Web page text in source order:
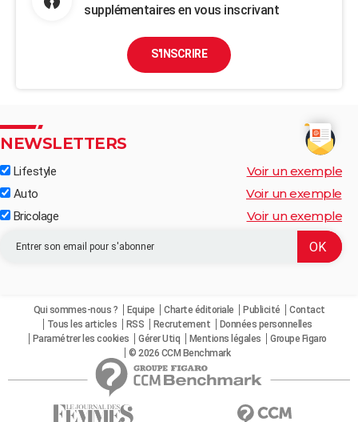
supplémentaires en vous inscrivant
S'INSCRIRE
NEWSLETTERS
Lifestyle Voir un exemple
Auto Voir un exemple
Bricolage Voir un exemple
Qui sommes-nous ? Equipe Charte éditoriale Publicité
Contact
Tous les articles
RSS Recrutement
Données personnelles
Paramétrer les cookies
Gérer Utiq Mentions légales
Groupe Figaro
© 2026 CCM Benchmark